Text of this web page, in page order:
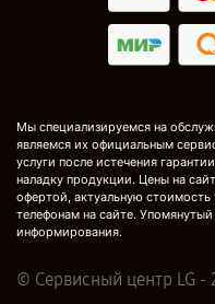
Мы специализируемся на
являемся их официальным
услуги после истечения
наладку продукции. Цены на
офертой, актуальную стоимость
телефонам на сайте.
информирования.
© Сервисный центр LG -